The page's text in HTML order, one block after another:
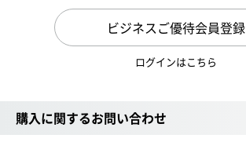
ビジネスご優待会員登録
ログインはこちら
購入に関するお問い合わせ